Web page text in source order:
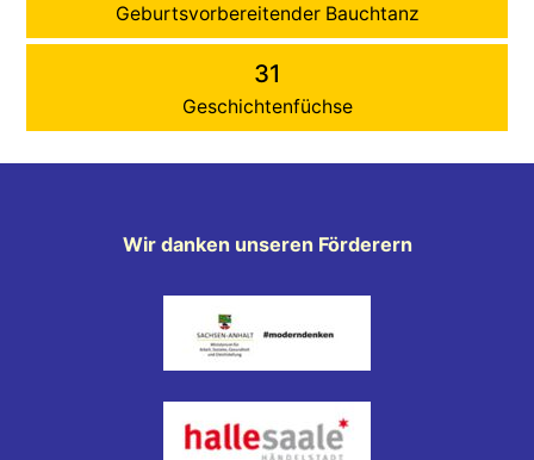
Geburtsvorbereitender Bauchtanz
31
Geschichtenfüchse
Wir danken unseren Förderern